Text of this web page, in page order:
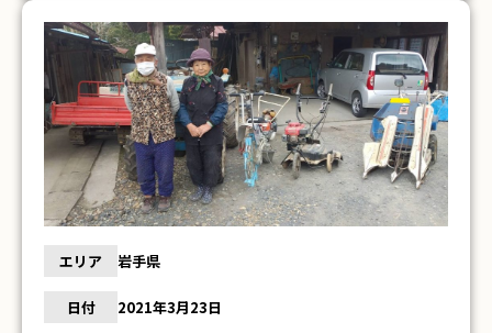
エリア 岩手県
日付 2021年3月23日